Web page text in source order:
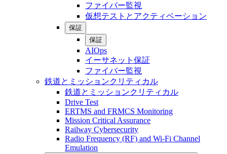
ファイバー監視
仮想テストとアクティベーション
保証
保証
AIOps
イーサネット保証
ファイバー監視
鉄道とミッションクリティカル
鉄道とミッションクリティカル
Drive Test
ERTMS and FRMCS Monitoring
Mission Critical Assurance
Railway Cybersecurity
Radio Frequency (RF) and Wi-Fi Channel
Emulation